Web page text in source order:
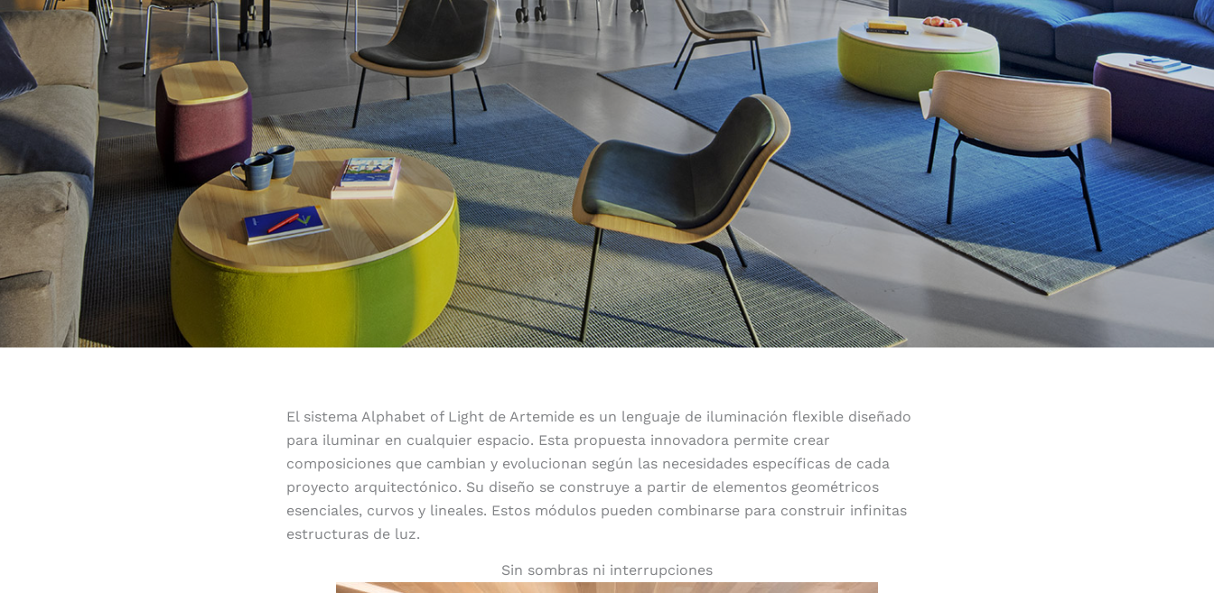
El sistema Alphabet of Light de Artemide es un lenguaje de iluminación flexible diseñado
para iluminar en cualquier espacio. Esta propuesta innovadora permite crear
composiciones que cambian y evolucionan según las necesidades específicas de cada
proyecto arquitectónico. Su diseño se construye a partir de elementos geométricos
esenciales, curvos y lineales. Estos módulos pueden combinarse para construir infinitas
estructuras de luz.
Sin sombras ni interrupciones